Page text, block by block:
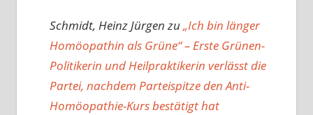
Schmidt, Heinz Jürgenzu„Ich bin länger
Homöopathin als Grüne“ – Erste Grünen-
Politikerin und Heilpraktikerin verlässt die
Partei, nachdem Parteispitze den Anti-
Homöopathie-Kurs bestätigt hat